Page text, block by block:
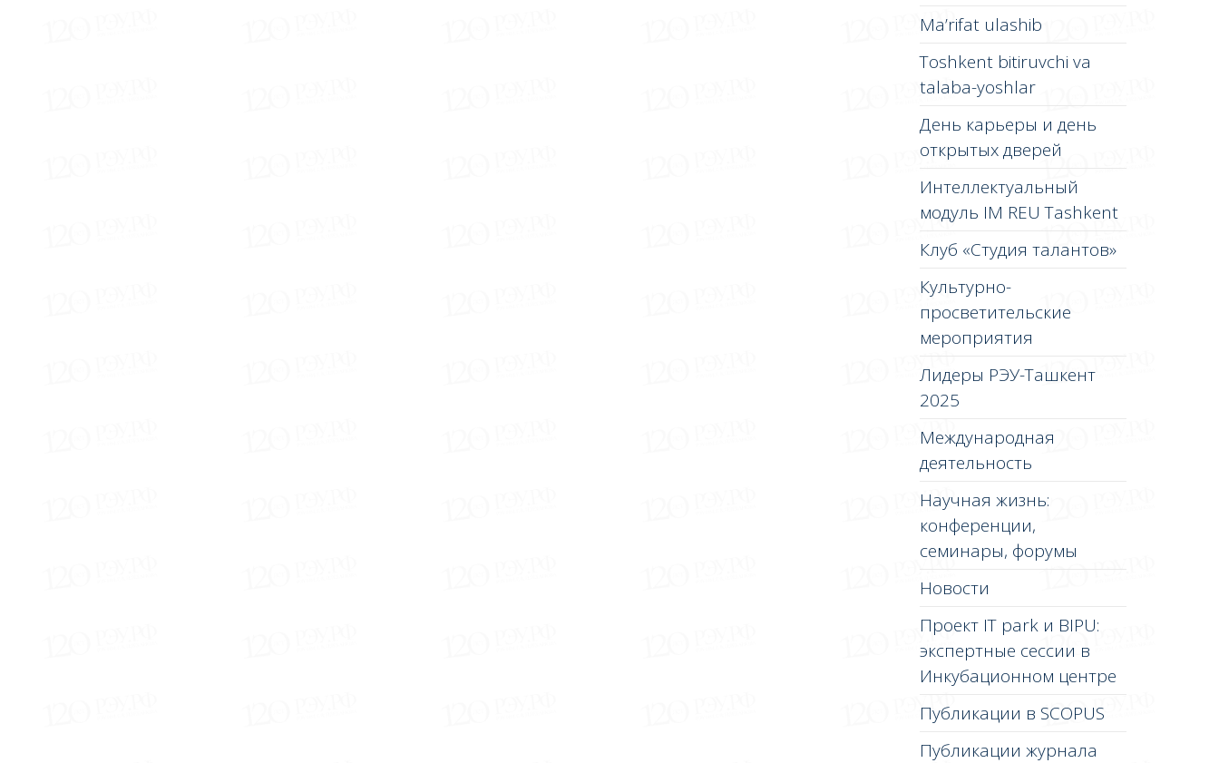
Ma’rifat ulashib
Toshkent bitiruvchi va
talaba-yoshlar
День карьеры и день
открытых дверей
Интеллектуальный
модуль IM REU Tashkent
Клуб «Студия талантов»
Культурно-
просветительские
мероприятия
Лидеры РЭУ-Ташкент
2025
Международная
деятельность
Научная жизнь:
конференции,
семинары, форумы
Новости
Проект IT park и BIPU:
экспертные сессии в
Инкубационном центре
Публикации в SCOPUS
Публикации журнала